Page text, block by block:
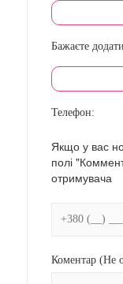
Бажаєте
Телефон:
Якщо у вас
полі
отримувача
Коментар (Не